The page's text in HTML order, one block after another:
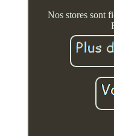
Nos stores sont